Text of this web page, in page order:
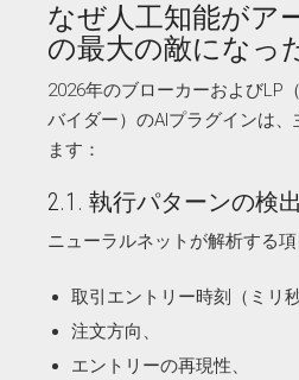
なぜ人工知能がア
の最大の敵になっ
2026年のブローカーおよびLP
バイダー）のAIプラグインは
ます：
2.1. 執行パターンの検出
ニューラルネットが解析する項
取引エントリー時刻（ミリ
注文方向、
エントリーの再現性、